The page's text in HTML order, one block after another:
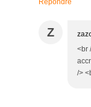
Répondre
Z
<br
/>